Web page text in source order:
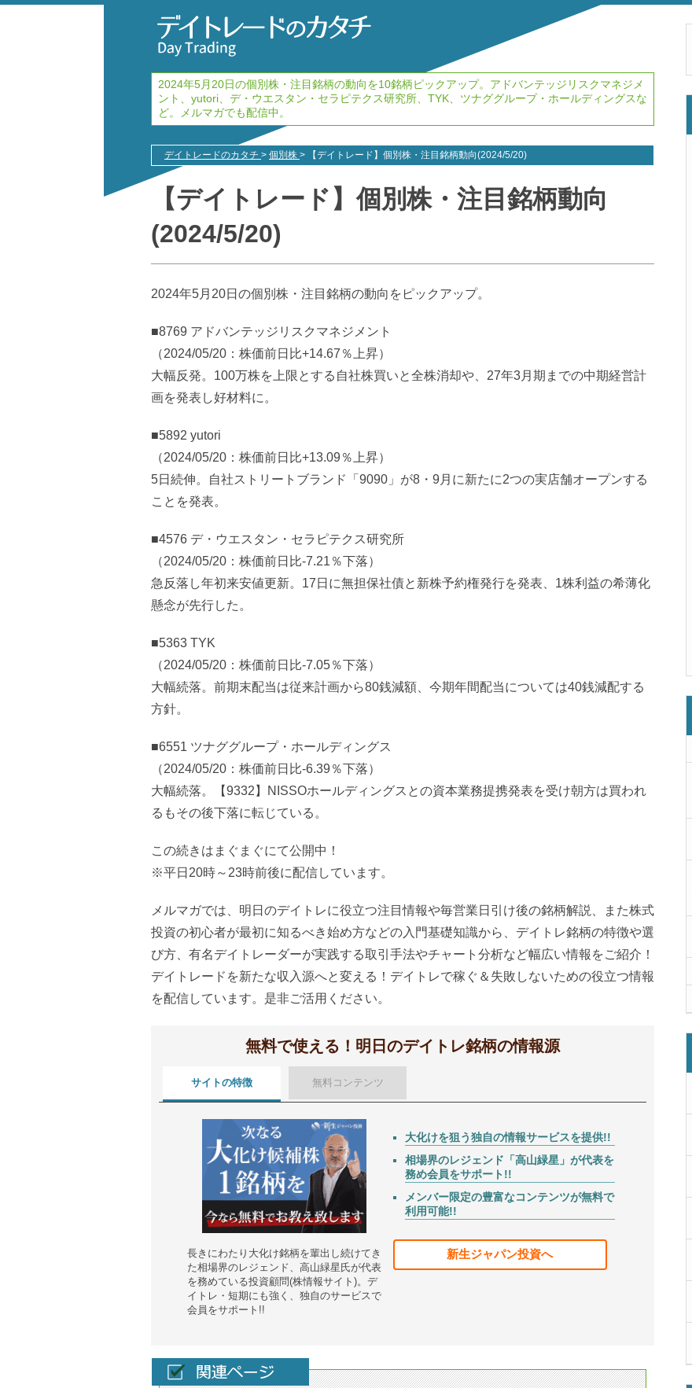
2024年5月20日の個別株・注目銘柄の動向を10銘柄ピックアップ。アドバンテッジリスクマネジメ
ント、yutori、デ・ウエスタン・セラピテクス研究所、TYK、ツナググループ・ホールディングスな
ど。メルマガでも配信中。
デイトレードのカタチ > 個別株 > 【デイトレード】個別株・注目銘柄動向(2024/5/20)
【デイトレード】個別株・注目銘柄動向
(2024/5/20)
2024年5月20日の個別株・注目銘柄の動向をピックアップ。
■8769 アドバンテッジリスクマネジメント
（2024/05/20：株価前日比+14.67％上昇）
大幅反発。100万株を上限とする自社株買いと全株消却や、27年3月期までの中期経営計
画を発表し好材料に。
■5892 yutori
（2024/05/20：株価前日比+13.09％上昇）
5日続伸。自社ストリートブランド「9090」が8・9月に新たに2つの実店舗オープンする
ことを発表。
■4576 デ・ウエスタン・セラピテクス研究所
（2024/05/20：株価前日比-7.21％下落）
急反落し年初来安値更新。17日に無担保社債と新株予約権発行を発表、1株利益の希薄化
懸念が先行した。
■5363 TYK
（2024/05/20：株価前日比-7.05％下落）
大幅続落。前期末配当は従来計画から80銭減額、今期年間配当については40銭減配する
方針。
■6551 ツナググループ・ホールディングス
（2024/05/20：株価前日比-6.39％下落）
大幅続落。【9332】NISSOホールディングスとの資本業務提携発表を受け朝方は買われ
るもその後下落に転じている。
この続きはまぐまぐにて公開中！
※平日20時～23時前後に配信しています。
メルマガでは、明日のデイトレに役立つ注目情報や毎営業日引け後の銘柄解説、また株式
投資の初心者が最初に知るべき始め方などの入門基礎知識から、デイトレ銘柄の特徴や選
び方、有名デイトレーダーが実践する取引手法やチャート分析など幅広い情報をご紹介！
デイトレードを新たな収入源へと変える！デイトレで稼ぐ＆失敗しないための役立つ情報
を配信しています。是非ご活用ください。
無料で使える！明日のデイトレ銘柄の情報源
サイトの特徴 無料コンテンツ
長きにわたり大化け銘柄を輩出し続けてき
た相場界のレジェンド、高山緑星氏が代表
を務めている投資顧問(株情報サイト)。デ
イトレ・短期にも強く、独自のサービスで
会員をサポート!!
大化けを狙う独自の情報サービスを提供!!
相場界のレジェンド「高山緑星 」が代表を
務め会員をサポート!!
メンバー限定の豊富なコンテンツが無料で
利用可能!!
新生ジャパン投資へ